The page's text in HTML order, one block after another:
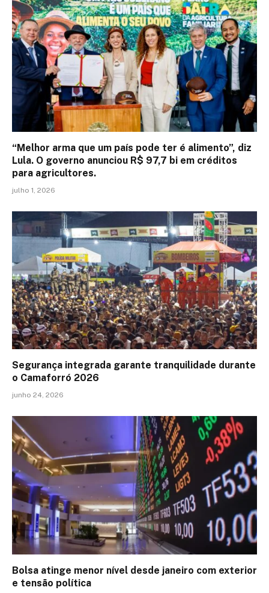
“Melhor arma que um país pode ter é alimento”, diz
Lula. O governo anunciou R$ 97,7 bi em créditos
para agricultores.
julho 1, 2026
Segurança integrada garante tranquilidade durante
o Camaforró 2026
junho 24, 2026
Bolsa atinge menor nível desde janeiro com exterior
e tensão política